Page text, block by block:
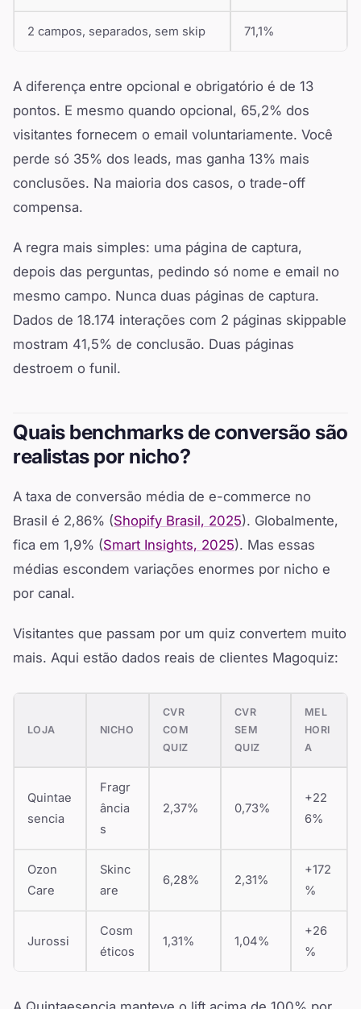
2 campos, separados, sem skip 71,1%
A diferença entre opcional e obrigatório é de 13
pontos. E mesmo quando opcional, 65,2% dos
visitantes fornecem o email voluntariamente. Você
perde só 35% dos leads, mas ganha 13% mais
conclusões. Na maioria dos casos, o trade-off
compensa.
A regra mais simples: uma página de captura,
depois das perguntas, pedindo só nome e email no
mesmo campo. Nunca duas páginas de captura.
Dados de 18.174 interações com 2 páginas skippable
mostram 41,5% de conclusão. Duas páginas
destroem o funil.
Quais benchmarks de conversão são
realistas por nicho?
A taxa de conversão média de e-commerce no
Brasil é 2,86% (Shopify Brasil, 2025). Globalmente,
fica em 1,9% (Smart Insights, 2025). Mas essas
médias escondem variações enormes por nicho e
por canal.
Visitantes que passam por um quiz convertem muito
mais. Aqui estão dados reais de clientes Magoquiz:
LOJA NICHO
CVR
COM
QUIZ
CVR
SEM
QUIZ
MEL
HORI
A
Quintae
sencia
Fragr
ância
s
2,37% 0,73%
+22
6%
Ozon
Care
Skinc
are
6,28% 2,31%
+172
%
Jurossi
Cosm
éticos
1,31% 1,04%
+26
%